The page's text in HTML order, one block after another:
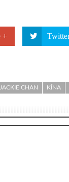
+
JACKIE CHAN KÍNA